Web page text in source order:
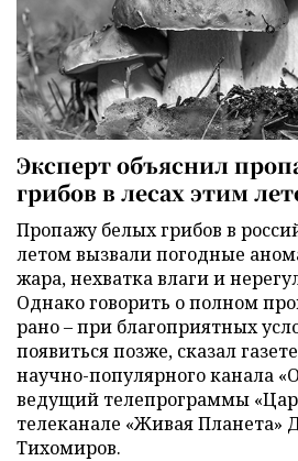
Эксперт объяснил
грибов в лесах этим
Пропажу белых грибов в
летом вызвали погодные
жара, нехватка влаги и
Однако говорить о полном
рано – при благоприятных
появиться позже, сказал
научно-популярного канала
ведущий телепрограммы
телеканале «Живая Планета»
Тихомиров.